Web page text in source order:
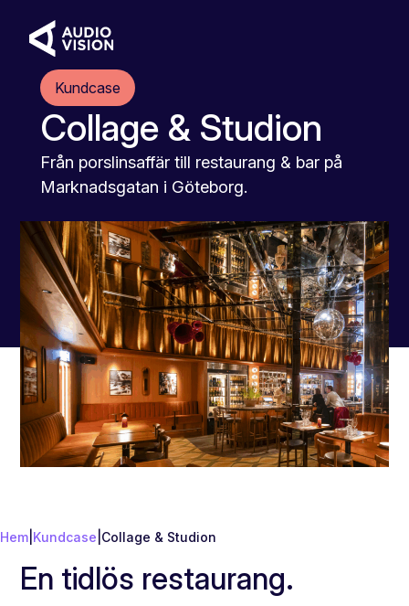
Kundcase
Collage & Studion
Från porslinsaffär till restaurang & bar på
Marknadsgatan i Göteborg.
Hem Kundcase Collage & Studion
En tidlös restaurang.